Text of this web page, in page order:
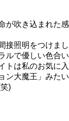
が吹き込まれた感
接照明をつけまし
ルで優しい色合い
トは私のお気に入
ン大魔王」みたい
)